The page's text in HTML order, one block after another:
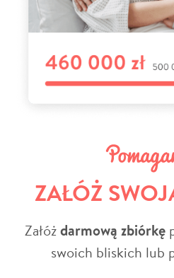
ZAŁÓŻ
Załóżdarmową zbiórkę
swoich bliskich lub